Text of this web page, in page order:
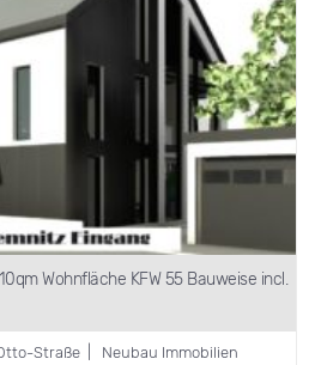
Wohnfläche KFW 55 Bauweise incl.
Straße | Neubau Immobilien